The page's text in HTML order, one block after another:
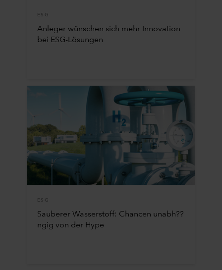
ESG
Anleger wünschen sich mehr Innovation
bei ESG-Lösungen
ESG
Sauberer Wasserstoff: Chancen unabh??
ngig von der Hype